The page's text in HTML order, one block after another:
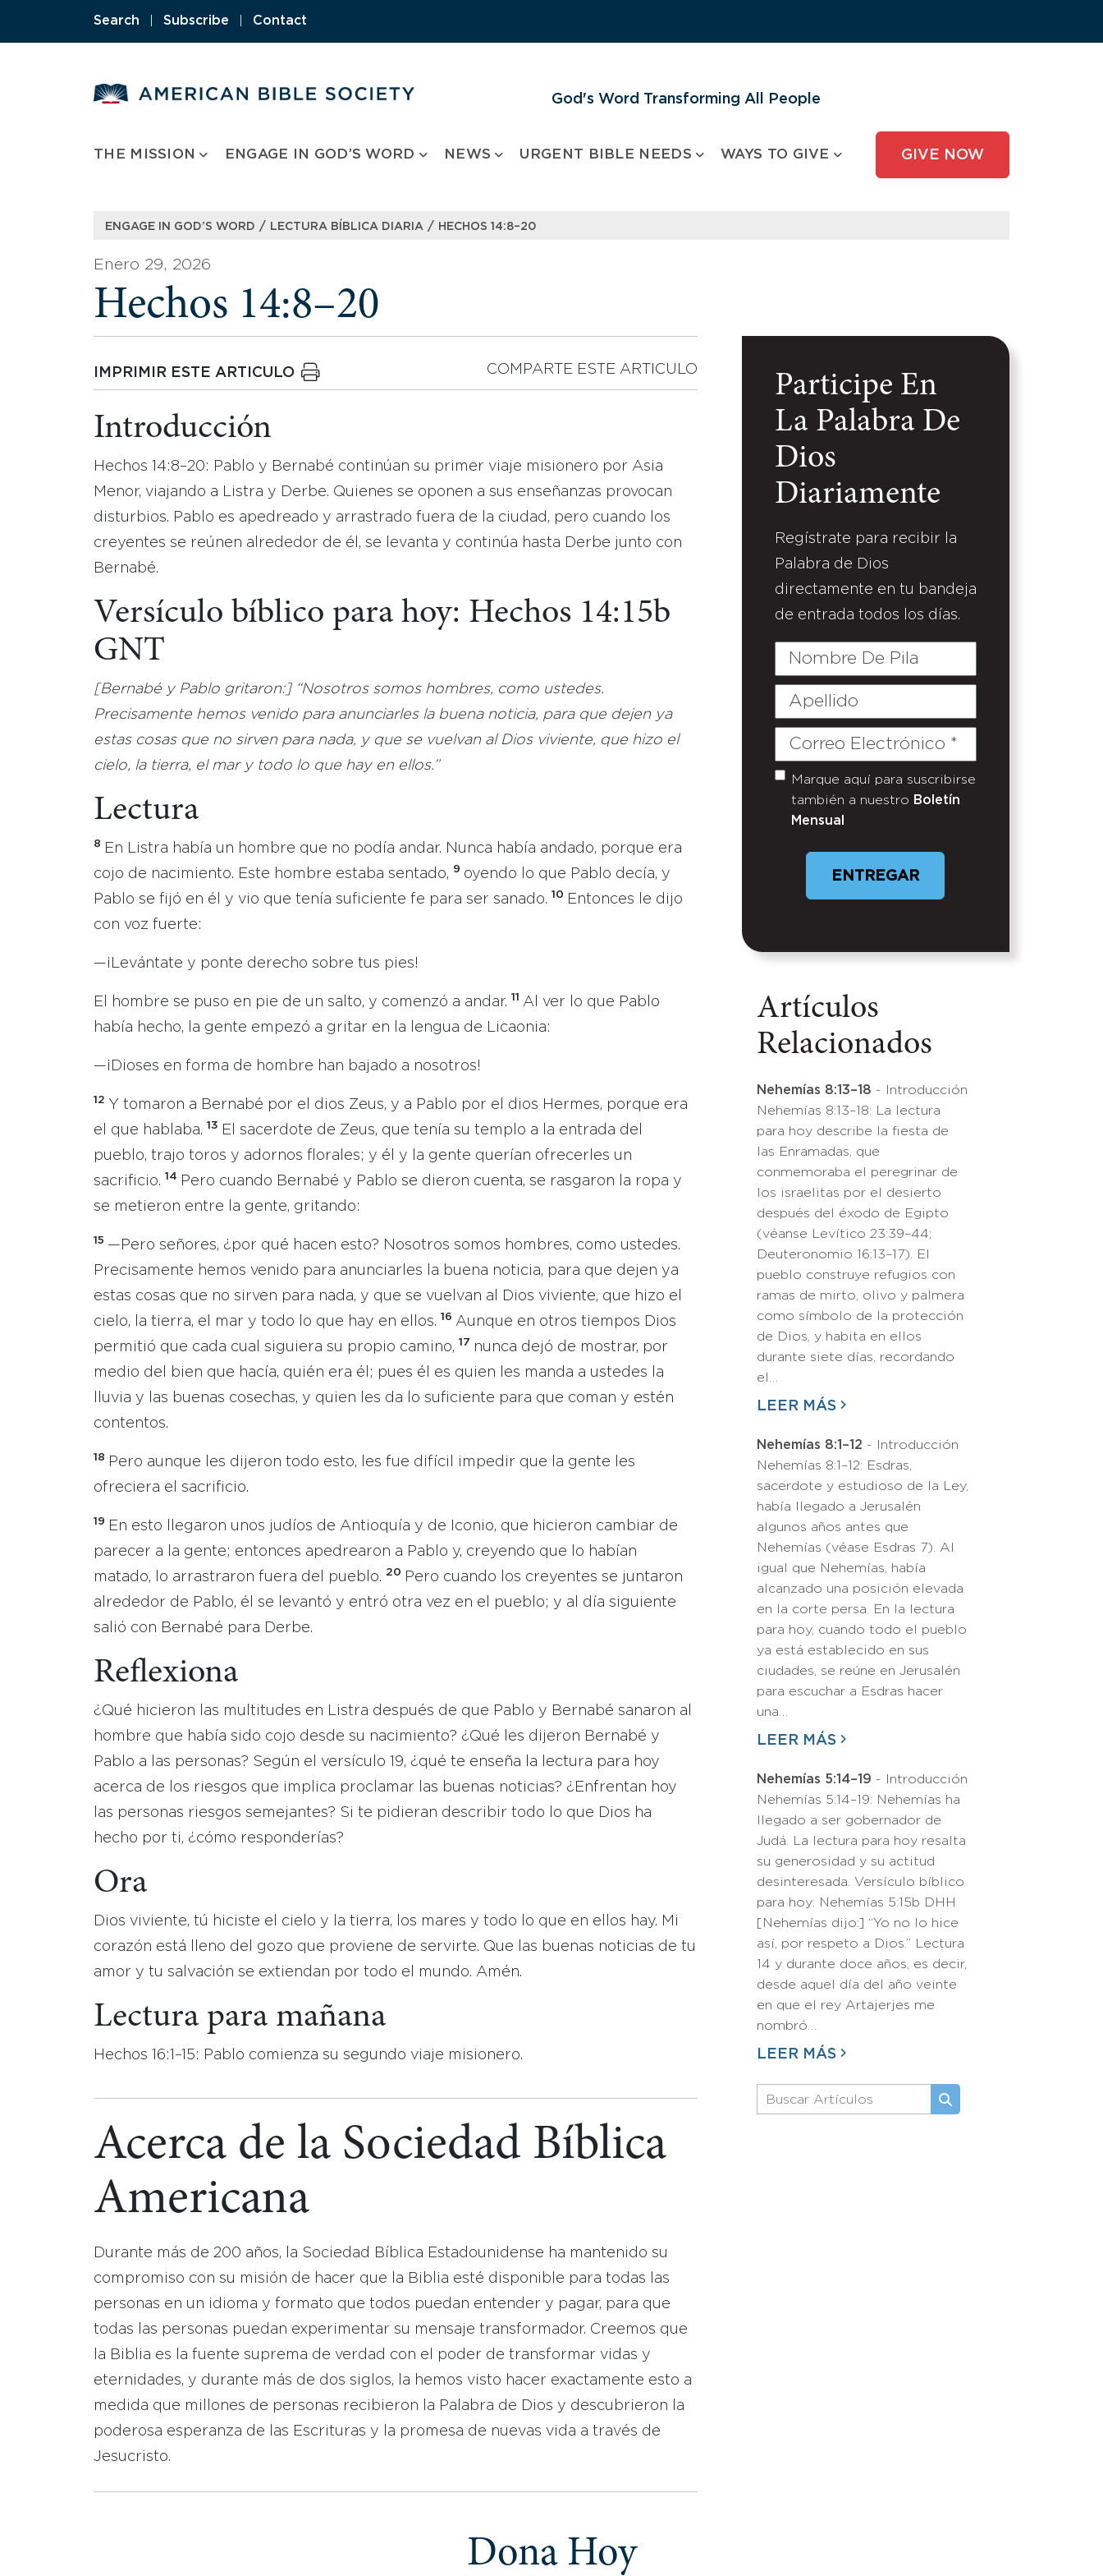
Search Subscribe Contact
God's Word Transforming All People
THE MISSION ENGAGE IN GOD’S WORD NEWS URGENT BIBLE NEEDS WAYS TO GIVE GIVE NOW
ENGAGE IN GOD’S WORD / LECTURA BÍBLICA DIARIA / HECHOS 14:8–20
Enero 29, 2026
Hechos 14:8–20
IMPRIMIR ESTE ARTICULO COMPARTE ESTE ARTICULO
Introducción
Hechos 14:8–20: Pablo y Bernabé continúan su primer viaje misionero por Asia
Menor, viajando a Listra y Derbe. Quienes se oponen a sus enseñanzas provocan
disturbios. Pablo es apedreado y arrastrado fuera de la ciudad, pero cuando los
creyentes se reúnen alrededor de él, se levanta y continúa hasta Derbe junto con
Bernabé.
Versículo bíblico para hoy: Hechos 14:15b
GNT
[Bernabé y Pablo gritaron:] “Nosotros somos hombres, como ustedes.
Precisamente hemos venido para anunciarles la buena noticia, para que dejen ya
estas cosas que no sirven para nada, y que se vuelvan al Dios viviente, que hizo el
cielo, la tierra, el mar y todo lo que hay en ellos.”
Lectura
8
En Listra había un hombre que no podía andar. Nunca había andado, porque era
cojo de nacimiento. Este hombre estaba sentado, 9 oyendo lo que Pablo decía, y
Pablo se fijó en él y vio que tenía suficiente fe para ser sanado. 10
Entonces le dijo
con voz fuerte:
—¡Levántate y ponte derecho sobre tus pies!
El hombre se puso en pie de un salto, y comenzó a andar. 11 Al ver lo que Pablo
había hecho, la gente empezó a gritar en la lengua de Licaonia:
—¡Dioses en forma de hombre han bajado a nosotros!
12 Y tomaron a Bernabé por el dios Zeus, y a Pablo por el dios Hermes, porque era
el que hablaba. 13
El sacerdote de Zeus, que tenía su templo a la entrada del
pueblo, trajo toros y adornos florales; y él y la gente querían ofrecerles un
sacrificio. 14
Pero cuando Bernabé y Pablo se dieron cuenta, se rasgaron la ropa y
se metieron entre la gente, gritando:
15 —Pero señores, ¿por qué hacen esto? Nosotros somos hombres, como ustedes.
Precisamente hemos venido para anunciarles la buena noticia, para que dejen ya
estas cosas que no sirven para nada, y que se vuelvan al Dios viviente, que hizo el
cielo, la tierra, el mar y todo lo que hay en ellos. 16 Aunque en otros tiempos Dios
permitió que cada cual siguiera su propio camino, 17 nunca dejó de mostrar, por
medio del bien que hacía, quién era él; pues él es quien les manda a ustedes la
lluvia y las buenas cosechas, y quien les da lo suficiente para que coman y estén
contentos.
18
Pero aunque les dijeron todo esto, les fue difícil impedir que la gente les
ofreciera el sacrificio.
19
En esto llegaron unos judíos de Antioquía y de Iconio, que hicieron cambiar de
parecer a la gente; entonces apedrearon a Pablo y, creyendo que lo habían
matado, lo arrastraron fuera del pueblo. 20
Pero cuando los creyentes se juntaron
alrededor de Pablo, él se levantó y entró otra vez en el pueblo; y al día siguiente
salió con Bernabé para Derbe.
Reflexiona
¿Qué hicieron las multitudes en Listra después de que Pablo y Bernabé sanaron al
hombre que había sido cojo desde su nacimiento? ¿Qué les dijeron Bernabé y
Pablo a las personas? Según el versículo 19, ¿qué te enseña la lectura para hoy
acerca de los riesgos que implica proclamar las buenas noticias? ¿Enfrentan hoy
las personas riesgos semejantes? Si te pidieran describir todo lo que Dios ha
hecho por ti, ¿cómo responderías?
Ora
Dios viviente, tú hiciste el cielo y la tierra, los mares y todo lo que en ellos hay. Mi
corazón está lleno del gozo que proviene de servirte. Que las buenas noticias de tu
amor y tu salvación se extiendan por todo el mundo. Amén.
Lectura para mañana
Hechos 16:1–15: Pablo comienza su segundo viaje misionero.
Acerca de la Sociedad Bíblica
Americana
Durante más de 200 años, la Sociedad Bíblica Estadounidense ha mantenido su
compromiso con su misión de hacer que la Biblia esté disponible para todas las
personas en un idioma y formato que todos puedan entender y pagar, para que
todas las personas puedan experimentar su mensaje transformador. Creemos que
la Biblia es la fuente suprema de verdad con el poder de transformar vidas y
eternidades, y durante más de dos siglos, la hemos visto hacer exactamente esto a
medida que millones de personas recibieron la Palabra de Dios y descubrieron la
poderosa esperanza de las Escrituras y la promesa de nuevas vida a través de
Jesucristo.
Participe En
La Palabra De
Dios
Diariamente
Regístrate para recibir la
Palabra de Dios
directamente en tu bandeja
de entrada todos los días.
Nombre
Pila
Apellido
Correo
Untitled
Marque aquí para suscribirse
también a nuestro Boletín
Mensual
ENTREGAR
Artículos
Relacionados
Nehemías 8:13–18 - Introducción
Nehemías 8:13–18: La lectura
para hoy describe la fiesta de
las Enramadas, que
conmemoraba el peregrinar de
los israelitas por el desierto
después del éxodo de Egipto
(véanse Levítico 23:39–44;
Deuteronomio 16:13–17). El
pueblo construye refugios con
ramas de mirto, olivo y palmera
como símbolo de la protección
de Dios, y habita en ellos
durante siete días, recordando
el…
LEER MÁS
Nehemías 8:1–12 - Introducción
Nehemías 8:1–12: Esdras,
sacerdote y estudioso de la Ley,
había llegado a Jerusalén
algunos años antes que
Nehemías (véase Esdras 7). Al
igual que Nehemías, había
alcanzado una posición elevada
en la corte persa. En la lectura
para hoy, cuando todo el pueblo
ya está establecido en sus
ciudades, se reúne en Jerusalén
para escuchar a Esdras hacer
una…
LEER MÁS
Nehemías 5:14–19 - Introducción
Nehemías 5:14–19: Nehemías ha
llegado a ser gobernador de
Judá. La lectura para hoy resalta
su generosidad y su actitud
desinteresada. Versículo bíblico
para hoy: Nehemías 5:15b DHH
[Nehemías dijo:] “Yo no lo hice
así, por respeto a Dios.” Lectura
14 y durante doce años, es decir,
desde aquel día del año veinte
en que el rey Artajerjes me
nombró…
LEER MÁS
Dona Hoy